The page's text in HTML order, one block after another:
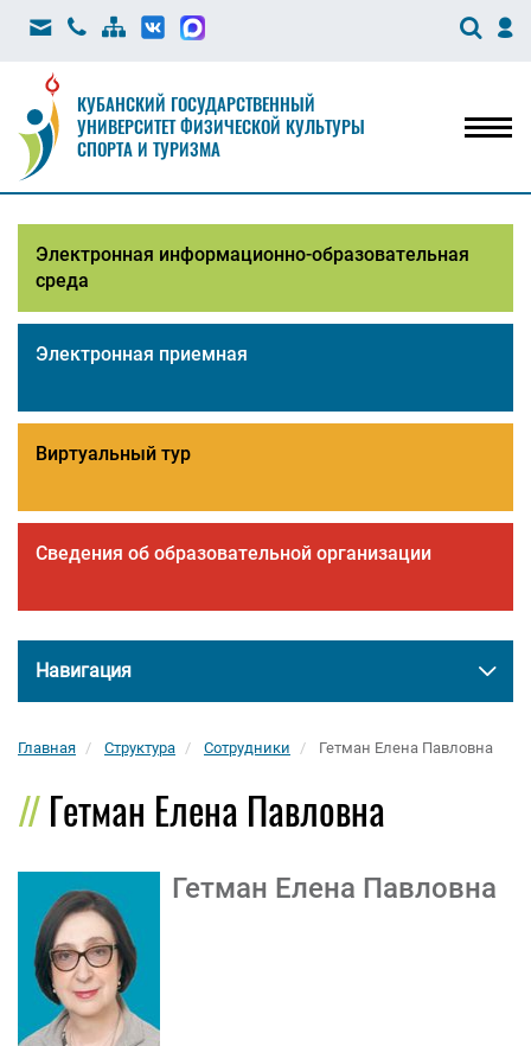
КУБАНСКИЙ ГОСУДАРСТВЕННЫЙ
УНИВЕРСИТЕТ ФИЗИЧЕСКОЙ КУЛЬТУРЫ
СПОРТА И ТУРИЗМА
Электронная информационно-образовательная
среда
Электронная приемная
Виртуальный тур
Сведения об образовательной организации
Навигация
Главная Структура Сотрудники Гетман Елена Павловна
Гетман Елена Павловна
Гетман Елена Павловна